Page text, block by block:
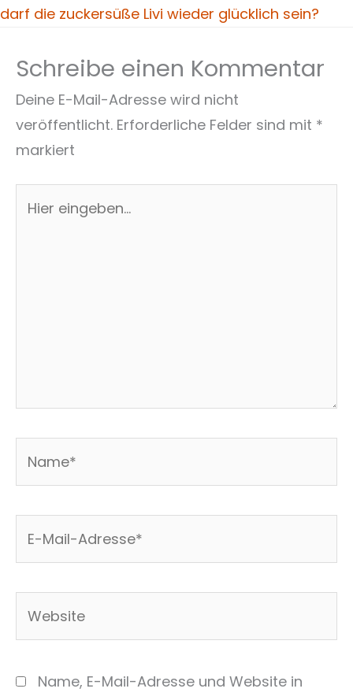
darf die zuckersüße Livi wieder glücklich sein?
Schreibe einen Kommentar
Deine E-Mail-Adresse wird nicht
veröffentlicht. Erforderliche Felder sind mit *
markiert
eingeben…
Name, E-Mail-Adresse und Website in